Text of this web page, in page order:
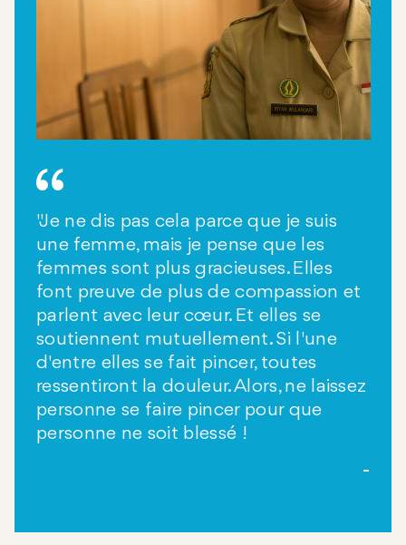
"Je ne dis pas cela parce que je suis
une femme, mais je pense que les
femmes sont plus gracieuses. Elles
font preuve de plus de compassion et
parlent avec leur cœur. Et elles se
soutiennent mutuellement. Si l'une
d'entre elles se fait pincer, toutes
ressentiront la douleur. Alors, ne laissez
personne se faire pincer pour que
personne ne soit blessé !